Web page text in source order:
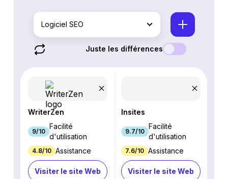
Logiciel SEO
Juste les différences
WriterZen
9/10
Facilité
d'utilisation
4.8/10 Assistance
Visiter le site Web
Insites
9.7/10
Facilité
d'utilisation
7.6/10 Assistance
Visiter le site Web